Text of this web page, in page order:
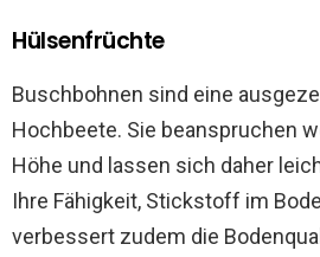
Hülsenfrüchte
Buschbohnen sind eine
Hochbeete. Sie beanspruchen
Höhe und lassen sich daher
Ihre Fähigkeit, Stickstoff im
verbessert zudem die